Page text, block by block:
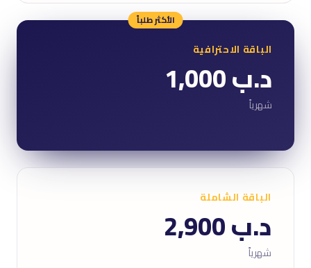
الأكثر طلباً
الباقة الاحترافية
د.ب 1,000
شهرياً
الباقة الشاملة
د.ب 2,900
شهرياً